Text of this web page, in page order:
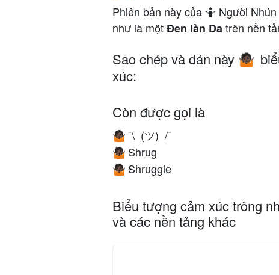
Phiên bản này của 🤷 Người
như là mộtĐen làn Datrên nền
Sao chép và dán này 🤷🏿
xúc:
Còn được gọi là
🤷🏿 ¯\_(ツ)_/¯
🤷🏿 Shrug
🤷🏿 Shruggie
Biểu tượng cảm xúc trông
và các nền tảng khác